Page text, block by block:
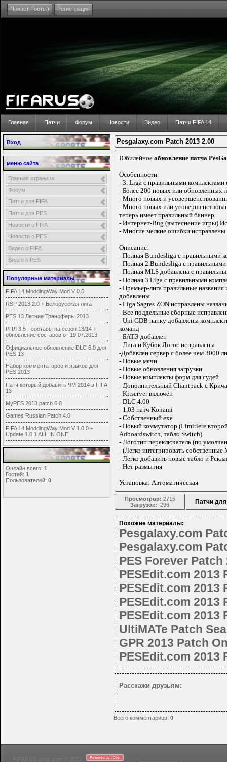
Привет, Гость:) Регистрация
Главная Патчи Форум Новости Видео Патчи FIFA 14
Вход
меню сайта
Главная страница
Форум
Патчи для FIFA
Патчи для PES
Новости о FIFA
Новости о PES
Видео о FIFA
Видео о PES
Популярные материалы
FIFA 14 ModdingWay Mod V 0.5
RSP 2013 2.0 + Белорусская лига
PES 13 Летние Трансферы 2013
РПЛ 3.5 - составы на сезон 13/14 +
обновление составов от 19.07.2013
Официальное обновление DLC 6.0 для
PES 13
Набор комментаторов и языков для
PES 2013
Патч который добавить ЧМ 2014 в FIFA
13
MyPES 2013 patch 6.0
Games Russian Patch 4.0
FIFA 14 ModdingWay Mod V 1.0.0 +
Update 1.0.1 ALL IN ONE
Онлайн всего: 1
Гостей: 1
Пользователей: 0
Pesgalaxy.com Patch 2013 2.00
Юбилейное обновление патча
Особенности:
- 3. Liga с правильными комплектами
- Более 200 новых или обновленных
- Много новых и
- Много новых или
теперь имеет правильный баннер
- Интернет-Bug (вытеснение игры)
- Многие мелкие ошибки исправлены
Описание:
- Полная Bundesliga с правильными
- Полная 2.Bundesliga с
- Полная MLS добавлена с
- Полная 3.Liga с правильными
- Премьер-лига правильные
добавлены
- Liga Sagres ZON исправлены
- Все поддельные сборные
- Uni GDB папку добавлены
команд
- БАТЭ добавлен
- Лига и Кубок Логос исправлены
-Добавлен сервер с более чем 3000
- Новые мячи
- Новые обновления загрузки
- Новые комплекты форм для судей
- Дополнительный Chantpack с
- Kitserver включён
- DLC 4.00
- 1,03 патч Konami
- Собственный ехе
- Новый коммутатор (Limitiere
Adboardswitch, табло Switch)
- Логотип переключатель (по
- (Легко интегрировать
- Легко добавить новые табло и
- Нет размытия
Установка: Автоматическая
Просмотров: 2715
Загрузок: 296 Патчи для
Похожие материалы:
Pesgalaxy.com
Pesgalaxy.com
PES Forever Patch
PESEdit.com 2013
PESEdit.com 2013
PESEdit.com 2013
PESEdit.com 2013
UltiMATe Patch
GPR 2013 Patch
PESEdit.com 2013
Расскажи друзьям:
Всего комментариев: 0
FIFARUS.ucoz.com © 2013.